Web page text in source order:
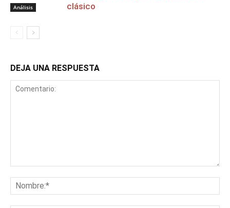
Análisis
clásico
DEJA UNA RESPUESTA